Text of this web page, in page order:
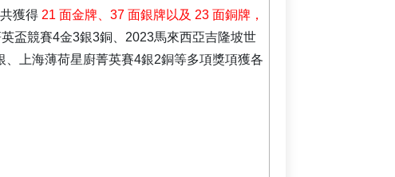
獲得 21 面金牌、37 面銀牌以及 23 面銅牌，
盃競賽4金3銀3銅、2023馬來西亞吉隆坡世
上海薄荷星廚菁英賽4銀2銅等多項獎項獲各